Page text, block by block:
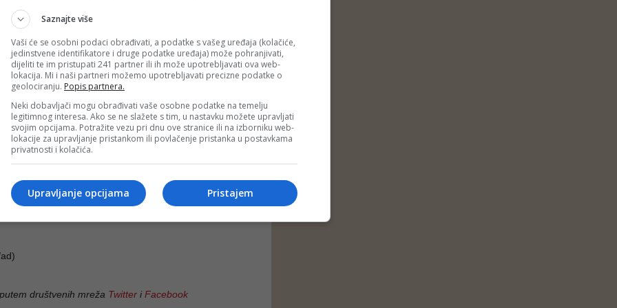
„jedan od pokazatelja koliko vjerska služba u
inače znači za sistem odbrane“.
još više potvrđujemo i izgrađujemo naš odbrambeni
Uloga žene, ne samo u odbrambenom
društvu, je jako važna - kazala je Sinanović.
prisustva iftaru iskazala je i
za brak i porodicu Medžlisa Islamske zajednice
medžlisa imamo kasarnu 'Dubrave'. Imamo jako lijepu
muftijstvom. Večeras sa pozvana zajedno s vojnikinjama
prisustvujemo ovom iftaru. Zadovoljstvo mi je što sam
put, i nadam se da će postati lijepa praksa“, izjavila je
je zajednički namaz, a potom i druženje, prenijela je
društvenih mreža Twitter iFacebook
Saznajte više
Vaši će se osobni podaci obrađivati, a podatke s vašeg uređaja (kolačiće,
jedinstvene identifikatore i druge podatke uređaja) može pohranjivati,
dijeliti te im pristupati 241 partner ili ih može upotrebljavati ova web-
lokacija. Mi i naši partneri možemo upotrebljavati precizne podatke o
geolociranju. Popis partnera.
Neki dobavljači mogu obrađivati vaše osobne podatke na temelju
legitimnog interesa. Ako se ne slažete s tim, u nastavku možete upravljati
svojim opcijama. Potražite vezu pri dnu ove stranice ili na izborniku web-
lokacije za upravljanje pristankom ili povlačenje pristanka u postavkama
privatnosti i kolačića.
Pristajem
Upravljanje opcijama